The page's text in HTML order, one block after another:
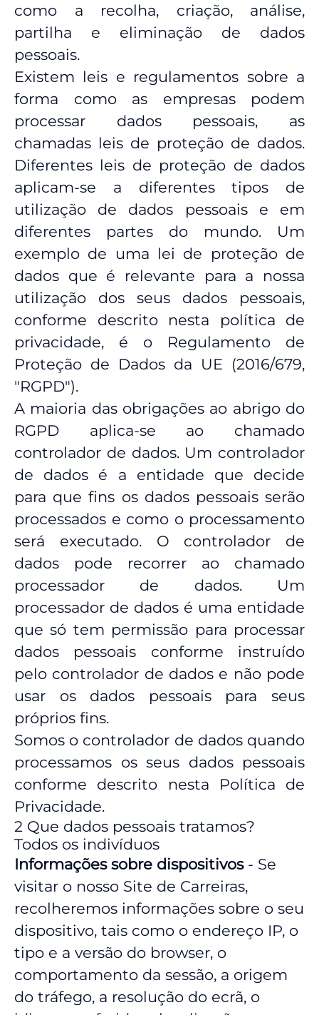
como a recolha, criação, análise,
partilha e eliminação de dados
pessoais.
Existem leis e regulamentos sobre a
forma como as empresas podem
processar dados pessoais, as
chamadas leis de proteção de dados.
Diferentes leis de proteção de dados
aplicam-se a diferentes tipos de
utilização de dados pessoais e em
diferentes partes do mundo. Um
exemplo de uma lei de proteção de
dados que é relevante para a nossa
utilização dos seus dados pessoais,
conforme descrito nesta política de
privacidade, é o Regulamento de
Proteção de Dados da UE (2016/679,
"RGPD").
A maioria das obrigações ao abrigo do
RGPD aplica-se ao chamado
controlador de dados. Um controlador
de dados é a entidade que decide
para que fins os dados pessoais serão
processados e como o processamento
será executado. O controlador de
dados pode recorrer ao chamado
processador de dados. Um
processador de dados é uma entidade
que só tem permissão para processar
dados pessoais conforme instruído
pelo controlador de dados e não pode
usar os dados pessoais para seus
próprios fins.
Somos o controlador de dados quando
processamos os seus dados pessoais
conforme descrito nesta Política de
Privacidade.
2 Que dados pessoais tratamos?
Todos os indivíduos
Informações sobre dispositivos- Se
visitar o nosso Site de Carreiras,
recolheremos informações sobre o seu
dispositivo, tais como o endereço IP, o
tipo e a versão do browser, o
comportamento da sessão, a origem
do tráfego, a resolução do ecrã, o